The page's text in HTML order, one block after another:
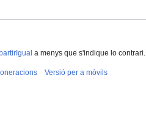
a menys que s'indique lo contrari.
Versió per a mòvils